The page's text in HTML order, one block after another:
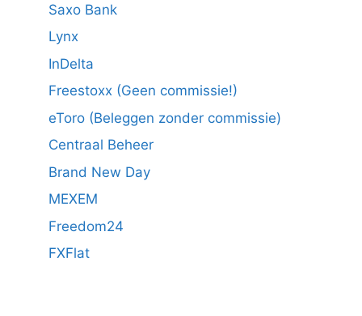
Saxo Bank
Lynx
InDelta
Freestoxx (Geen commissie!)
eToro (Beleggen zonder commissie)
Centraal Beheer
Brand New Day
MEXEM
Freedom24
FXFlat